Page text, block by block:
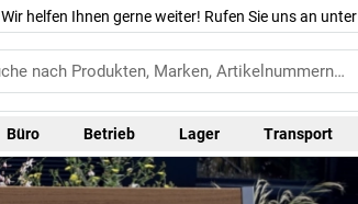
Wir helfen Ihnen gerne weiter! Rufen Sie uns an unter
Büro Betrieb Lager Transport